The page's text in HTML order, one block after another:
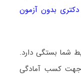
دکتری بدون آزمون
شما بستگی دارد.
جهت کسب آمادگی